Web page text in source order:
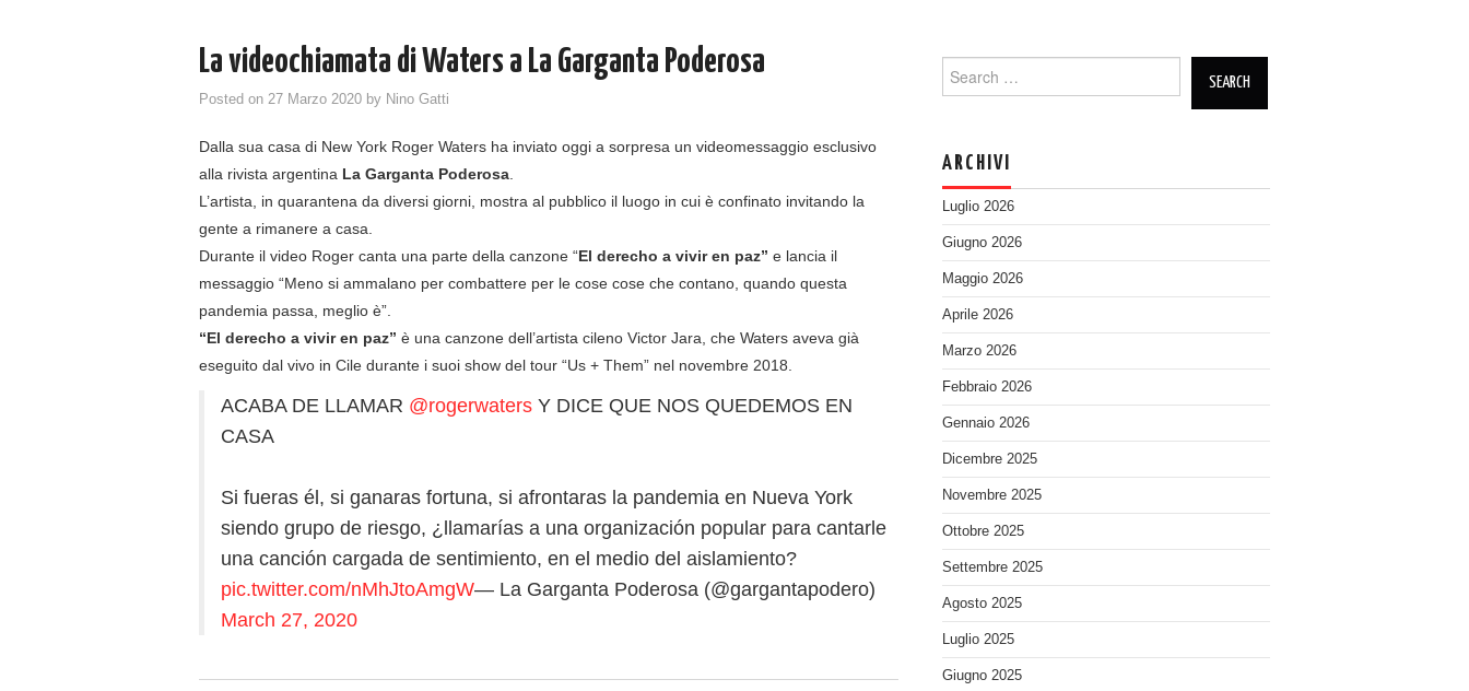
La videochiamata di Waters a La Garganta Poderosa
Posted on 27 Marzo 2020 by Nino Gatti
Dalla sua casa di New York Roger Waters ha inviato oggi a sorpresa un videomessaggio esclusivo
alla rivista argentina La Garganta Poderosa
L’artista, in quarantena da diversi giorni, mostra al pubblico il luogo in cui è confinato invitando la
gente a rimanere a casa.
Durante il video Roger canta una parte della canzone “El derecho a vivir en paz” e lancia il
messaggio “Meno si ammalano per combattere per le cose cose che contano, quando questa
pandemia passa, meglio è”.
“El derecho a vivir en paz” è una canzone dell’artista cileno Victor Jara, che Waters aveva già
eseguito dal vivo in Cile durante i suoi show del tour “Us + Them” nel novembre 2018.
ACABA DE LLAMAR @rogerwaters Y DICE QUE NOS QUEDEMOS EN
CASA
Si fueras él, si ganaras fortuna, si afrontaras la pandemia en Nueva York
siendo grupo de riesgo, ¿llamarías a una organización popular para cantarle
una canción cargada de sentimiento, en el medio del aislamiento?
pic.twitter.com/nMhJtoAmgW— La Garganta Poderosa (@gargantapodero)
March 27, 2020
for:
ARCHIVI
Luglio 2026
Giugno 2026
Maggio 2026
Aprile 2026
Marzo 2026
Febbraio 2026
Gennaio 2026
Dicembre 2025
Novembre 2025
Ottobre 2025
Settembre 2025
Agosto 2025
Luglio 2025
Giugno 2025